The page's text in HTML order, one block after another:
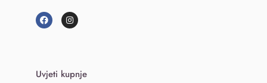
Uvjeti kupnje